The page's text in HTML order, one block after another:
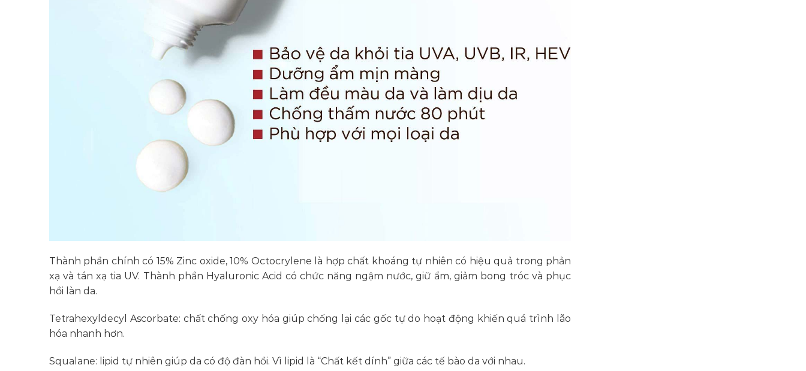
Thành phần chính có 15% Zinc oxide, 10% Octocrylene là hợp chất khoáng tự nhiên có hiệu quả trong phản
xạ và tán xạ tia UV. Thành phần Hyaluronic Acid có chức năng ngậm nước, giữ ẩm, giảm bong tróc và phục
hồi làn da.
Tetrahexyldecyl Ascorbate: chất chống oxy hóa giúp chống lại các gốc tự do hoạt động khiến quá trình lão
hóa nhanh hơn.
Squalane: lipid tự nhiên giúp da có độ đàn hồi. Vì lipid là “Chất kết dính” giữa các tế bào da với nhau.